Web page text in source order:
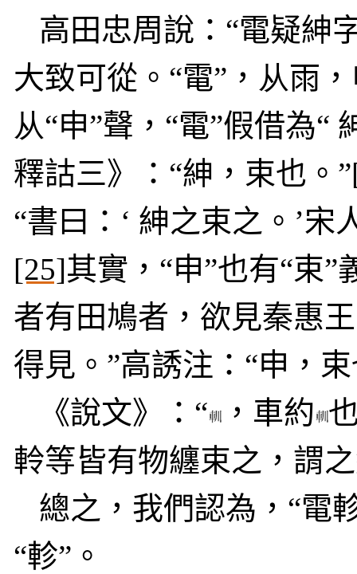
高田忠周說：“電疑紳
大致可從。“電”， 从雨
从“申”聲，“電”假借為“
釋詁三》：“紳，束也。”
“書曰：‘ 紳之束之。’
[25]其實，“申”也有“束”
者有田鳩者，欲見秦惠
得見。”高誘注：“申，
《說文》：“
，車約
軨等皆有物纏束之，謂
總之，我們認為，“電
“軫”。